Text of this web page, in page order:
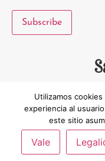
Utilizamos
experiencia al
este sitio
Vale